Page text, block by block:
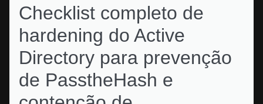
Checklist completo de
hardening do Active
Directory para prevenção
de PasstheHash e